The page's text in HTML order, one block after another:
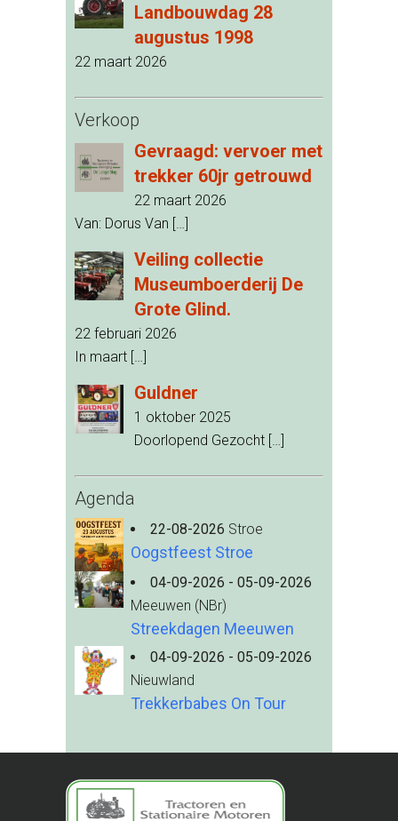
Landbouwdag 28
augustus 1998
22 maart 2026
Verkoop
Gevraagd: vervoer met
trekker 60jr getrouwd
22 maart 2026
Van: Dorus Van […]
Veiling collectie
Museumboerderij De
Grote Glind.
22 februari 2026
In maart […]
Guldner
1 oktober 2025
Doorlopend Gezocht […]
Agenda
22-08-2026 Stroe
Oogstfeest Stroe
04-09-2026 - 05-09-2026
Meeuwen (NBr)
Streekdagen Meeuwen
04-09-2026 - 05-09-2026
Nieuwland
Trekkerbabes On Tour